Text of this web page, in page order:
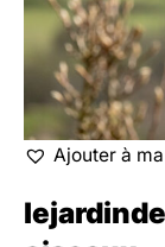
Ajouter à